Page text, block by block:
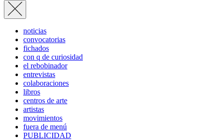
noticias
convocatorias
fichados
con q de curiosidad
el rebobinador
entrevistas
colaboraciones
libros
centros de arte
artistas
movimientos
fuera de menú
PUBLICIDAD